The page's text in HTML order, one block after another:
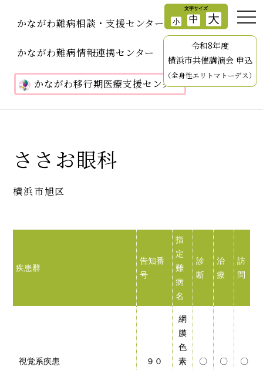
かながわ難病相談・支援センター
かながわ難病情報連携センター
かながわ移行期医療支援センター
令和8年度
横浜市共催講演会 申込
（全身性エリトマトーデス）
ささお眼科
横浜市旭区
疾患群
告知番
号
指
定
難
病
名
診
断
治
療
訪
問
視覚系疾患 ９０
網
膜
色
素
〇 〇 〇